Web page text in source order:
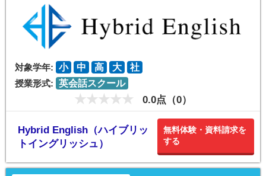
対象学年: 小 中 高 大
社
授業形式: 英会話スクール
0.0点（0）
Hybrid English（ハイブリッ
トイングリッシュ）
無料体験・資料請求を
する